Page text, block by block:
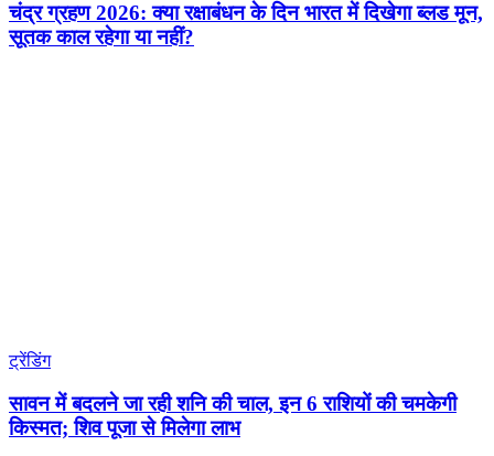
चंद्र ग्रहण 2026: क्या रक्षाबंधन के दिन भारत में दिखेगा ब्लड मून,
सूतक काल रहेगा या नहीं?
ट्रेंडिंग
सावन में बदलने जा रही शनि की चाल, इन 6 राशियों की चमकेगी
किस्मत; शिव पूजा से मिलेगा लाभ